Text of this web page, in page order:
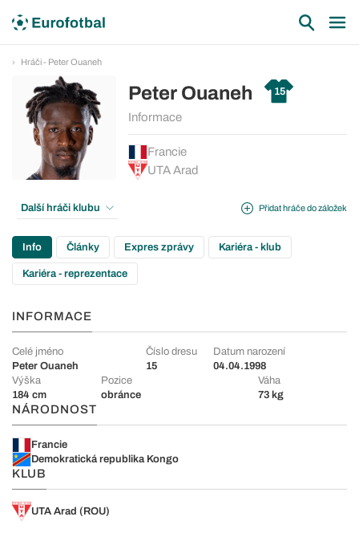
Hráči - Peter Ouaneh
Peter Ouaneh 15
Informace
Francie
UTA Arad
Přidat hráče do záložek
Další hráči klubu
Info Články Expres zprávy Kariéra - klub
Kariéra - reprezentace
INFORMACE
Celé jméno
Peter Ouaneh
Číslo dresu
15
Datum narození
04.04.1998
Výška
184 cm
Pozice
obránce
Váha
73 kg
NÁRODNOST
Francie
Demokratická republika Kongo
KLUB
UTA Arad (ROU)